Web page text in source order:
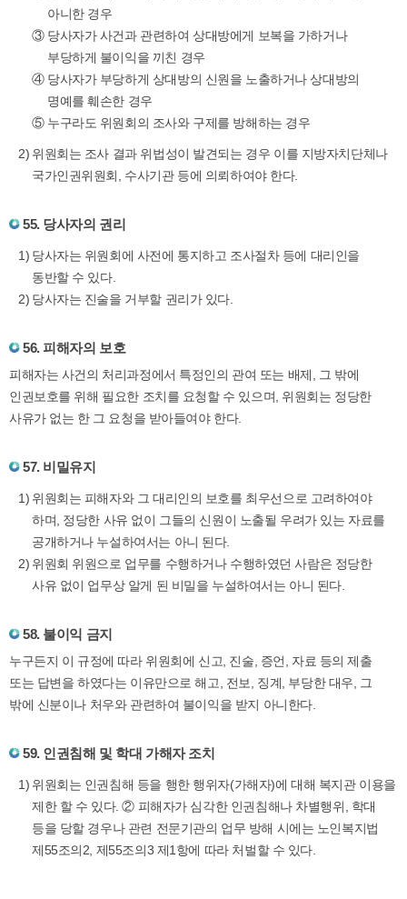
아니한 경우
③ 당사자가 사건과 관련하여 상대방에게 보복을 가하거나
부당하게 불이익을 끼친 경우
④ 당사자가 부당하게 상대방의 신원을 노출하거나 상대방의
명예를 훼손한 경우
⑤ 누구라도 위원회의 조사와 구제를 방해하는 경우
위원회는 조사 결과 위법성이 발견되는 경우 이를 지방자치단체나
국가인권위원회, 수사기관 등에 의뢰하여야 한다.
55. 당사자의 권리
당사자는 위원회에 사전에 통지하고 조사절차 등에 대리인을
동반할 수 있다.
당사자는 진술을 거부할 권리가 있다.
56. 피해자의 보호
피해자는 사건의 처리과정에서 특정인의 관여 또는 배제, 그 밖에
인권보호를 위해 필요한 조치를 요청할 수 있으며, 위원회는 정당한
사유가 없는 한 그 요청을 받아들여야 한다.
57. 비밀유지
위원회는 피해자와 그 대리인의 보호를 최우선으로 고려하여야
하며, 정당한 사유 없이 그들의 신원이 노출될 우려가 있는 자료를
공개하거나 누설하여서는 아니 된다.
위원회 위원으로 업무를 수행하거나 수행하였던 사람은 정당한
사유 없이 업무상 알게 된 비밀을 누설하여서는 아니 된다.
58. 불이익 금지
누구든지 이 규정에 따라 위원회에 신고, 진술, 증언, 자료 등의 제출
또는 답변을 하였다는 이유만으로 해고, 전보, 징계, 부당한 대우, 그
밖에 신분이나 처우와 관련하여 불이익을 받지 아니한다.
59. 인권침해 및 학대 가해자 조치
위원회는 인권침해 등을 행한 행위자(가해자)에 대해 복지관 이용을
제한 할 수 있다. ② 피해자가 심각한 인권침해나 차별행위, 학대
등을 당할 경우나 관련 전문기관의 업무 방해 시에는 노인복지법
제55조의2, 제55조의3 제1항에 따라 처벌할 수 있다.